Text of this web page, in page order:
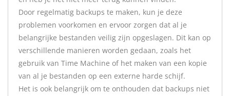
Door regelmatig backups te maken, kun je deze
problemen voorkomen en ervoor zorgen dat al je
belangrijke bestanden veilig zijn opgeslagen. Dit kan op
verschillende manieren worden gedaan, zoals het
gebruik van Time Machine of het maken van een kopie
van al je bestanden op een externe harde schijf.
Het is ook belangrijk om te onthouden dat backups niet